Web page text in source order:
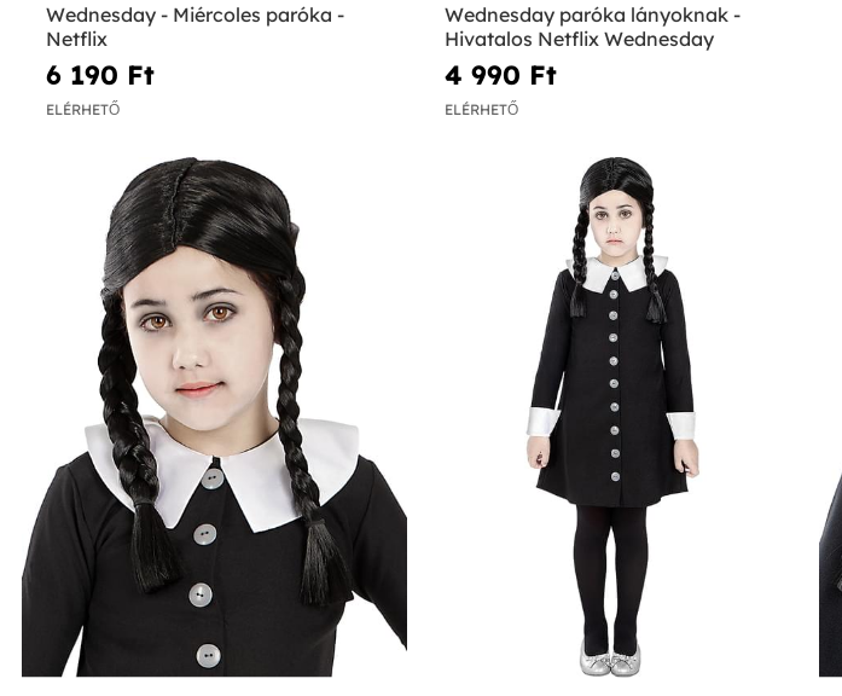
Wednesday - Miércoles paróka -
Netflix
6 190 Ft‎
ELÉRHETŐ
Wednesday paróka lányoknak -
Hivatalos Netflix Wednesday
4 990 Ft‎
ELÉRHETŐ